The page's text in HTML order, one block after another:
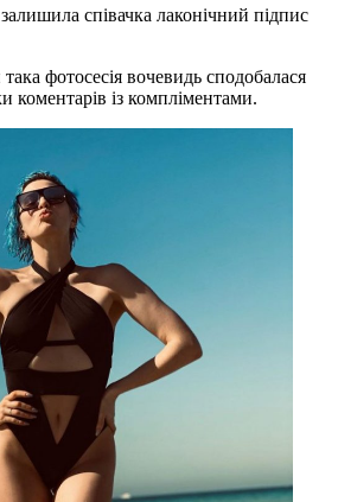
співачка лаконічний підпис
фотосесія вочевидь сподобалася
коментарів із компліментами.